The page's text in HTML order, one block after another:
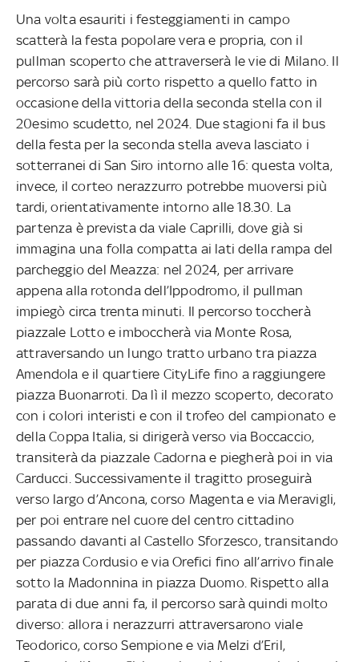
Una volta esauriti i festeggiamenti in campo
scatterà la festa popolare vera e propria, con il
pullman scoperto che attraverserà le vie di Milano. Il
percorso sarà più corto rispetto a quello fatto in
occasione della vittoria della seconda stella con il
20esimo scudetto, nel 2024. Due stagioni fa il bus
della festa per la seconda stella aveva lasciato i
sotterranei di San Siro intorno alle 16: questa volta,
invece, il corteo nerazzurro potrebbe muoversi più
tardi, orientativamente intorno alle 18.30. La
partenza è prevista da viale Caprilli, dove già si
immagina una folla compatta ai lati della rampa del
parcheggio del Meazza: nel 2024, per arrivare
appena alla rotonda dell’Ippodromo, il pullman
impiegò circa trenta minuti. Il percorso toccherà
piazzale Lotto e imboccherà via Monte Rosa,
attraversando un lungo tratto urbano tra piazza
Amendola e il quartiere CityLife fino a raggiungere
piazza Buonarroti. Da lì il mezzo scoperto, decorato
con i colori interisti e con il trofeo del campionato e
della Coppa Italia, si dirigerà verso via Boccaccio,
transiterà da piazzale Cadorna e piegherà poi in via
Carducci. Successivamente il tragitto proseguirà
verso largo d’Ancona, corso Magenta e via Meravigli,
per poi entrare nel cuore del centro cittadino
passando davanti al Castello Sforzesco, transitando
per piazza Cordusio e via Orefici fino all’arrivo finale
sotto la Madonnina in piazza Duomo. Rispetto alla
parata di due anni fa, il percorso sarà quindi molto
diverso: allora i nerazzurri attraversarono viale
Teodorico, corso Sempione e via Melzi d’Eril,